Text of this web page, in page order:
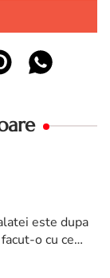
este dupa
o cu ce